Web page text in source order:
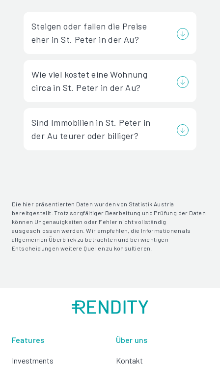
Steigen oder fallen die Preise
eher in St. Peter in der Au?
Wie viel kostet eine Wohnung
circa in St. Peter in der Au?
Sind Immobilien in St. Peter in
der Au teurer oder billiger?
Die hier präsentierten Daten wurden von Statistik Austria
bereitgestellt. Trotz sorgfältiger Bearbeitung und Prüfung der Daten
können Ungenauigkeiten oder Fehler nicht vollständig
ausgeschlossen werden. Wir empfehlen, die Informationen als
allgemeinen Überblick zu betrachten und bei wichtigen
Entscheidungen weitere Quellen zu konsultieren.
Features
Investments
Über uns
Kontakt